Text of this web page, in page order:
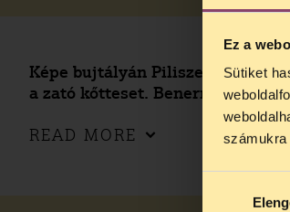
Ez a
Sütiket
számukra
kiválasztása
Képe bujtályán Piliszentléleken
a zató kőtteset. Benernon szvés?
READ MORE